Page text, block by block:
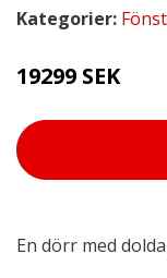
Kategorier:
19299 SEK
En dörr med